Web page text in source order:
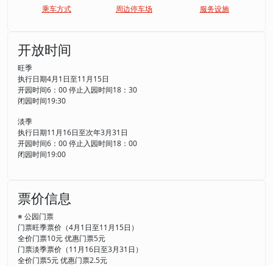
乘车方式 周边停车场 服务设施
开放时间
旺季
执行日期4月1日至11月15日
开园时间6：00 停止入园时间18：30
闭园时间19:30
淡季
执行日期11月16日至次年3月31日
开园时间6：00 停止入园时间18：00
闭园时间19:00
票价信息
※ 公园门票
门票旺季票价（4月1日至11月15日）
全价门票10元 优惠门票5元
门票淡季票价（11月16日至3月31日）
全价门票5元 优惠门票2.5元